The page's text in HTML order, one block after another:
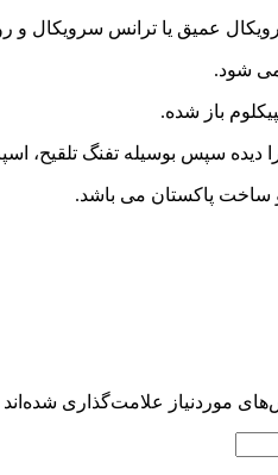
عمیق یا ترانس سرویکال و
شود.
باز شده.
سپس بوسیله تفنگ تلقیح،
ساخت پاکستان می باشد.
موردنیاز علامت‌گذاری شده‌اند